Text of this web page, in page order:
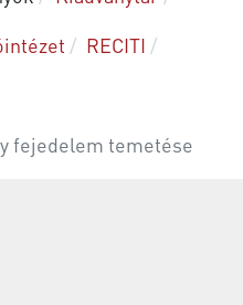
RECITI
fejedelem temetése